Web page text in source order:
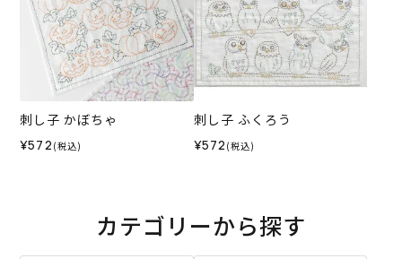
刺し子 かぼちゃ
¥572 (税込)
刺し子 ふくろう
¥572 (税込)
カテゴリーから探す